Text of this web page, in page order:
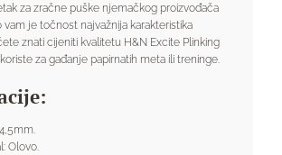
za zračne puške njemačkog proizvođača
vam je točnost najvažnija karakteristika
znati cijeniti kvalitetu H&N Excite Plinking
za gađanje papirnatih meta ili treninge.
Olovo.